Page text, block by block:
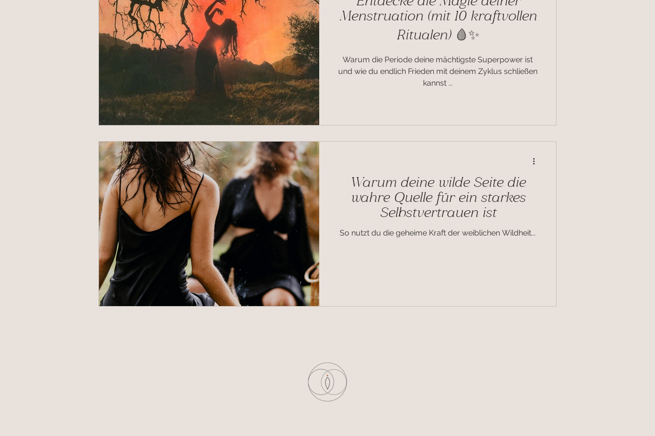
Menstruation (mit 10 kraftvollen
Ritualen) 🩸✨
Warum die Periode deine mächtigste Superpower ist
und wie du endlich Frieden mit deinem Zyklus schließen
kannst ...
Warum deine wilde Seite die
wahre Quelle für ein starkes
Selbstvertrauen ist
So nutzt du die geheime Kraft der weiblichen Wildheit...